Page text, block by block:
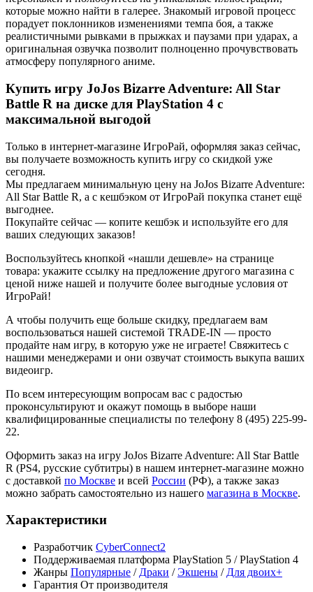
которые можно найти в галерее. Знакомый игровой процесс
порадует поклонников изменениями темпа боя, а также
реалистичными рывками в прыжках и паузами при ударах, а
оригинальная озвучка позволит полноценно прочувствовать
атмосферу популярного аниме.
Купить игру JoJos Bizarre Adventure: All Star
Battle R на диске для PlayStation 4 с
максимальной выгодой
Только в интернет-магазине ИгроРай, оформляя заказ сейчас,
вы получаете возможность купить игру со скидкой уже
сегодня.
Мы предлагаем минимальную цену на JoJos Bizarre Adventure:
All Star Battle R, а с кешбэком от ИгроРай покупка станет ещё
выгоднее.
Покупайте сейчас — копите кешбэк и используйте его для
ваших следующих заказов!
Воспользуйтесь кнопкой «нашли дешевле» на странице
товара: укажите ссылку на предложение другого магазина с
ценой ниже нашей и получите более выгодные условия от
ИгроРай!
А чтобы получить еще больше скидку, предлагаем вам
воспользоваться нашей системой TRADE-IN — просто
продайте нам игру, в которую уже не играете! Свяжитесь с
нашими менеджерами и они озвучат стоимость выкупа ваших
видеоигр.
По всем интересующим вопросам вас с радостью
проконсультируют и окажут помощь в выборе наши
квалифицированные специалисты по телефону 8 (495) 225-99-
22.
Оформить заказ на игру JoJos Bizarre Adventure: All Star Battle
R (PS4, русские субтитры) в нашем интернет-магазине можно
с доставкой по Москве и всей России (РФ), а также заказ
можно забрать самостоятельно из нашего магазина в Москве.
Характеристики
Разработчик CyberConnect2
Поддерживаемая платформа PlayStation 5 / PlayStation 4
Жанры Популярные / Драки /Экшены / Для двоих+
Гарантия От производителя